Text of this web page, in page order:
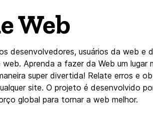
Web
desenvolvedores, usuários da web e
Aprenda a fazer da Web um lugar
super divertida! Relate erros e
site. O projeto é desenvolvido
global para tornar a web melhor.